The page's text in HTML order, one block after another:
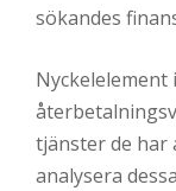
sökandes
tjänster de har
analysera